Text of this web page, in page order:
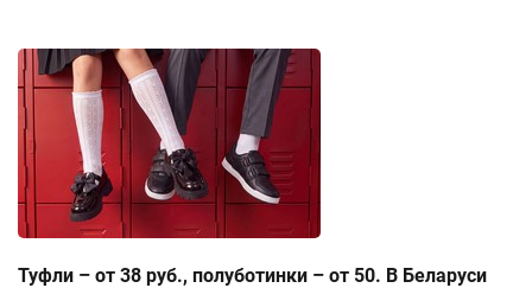
Туфли – от 38 руб., полуботинки – от 50. В Беларуси